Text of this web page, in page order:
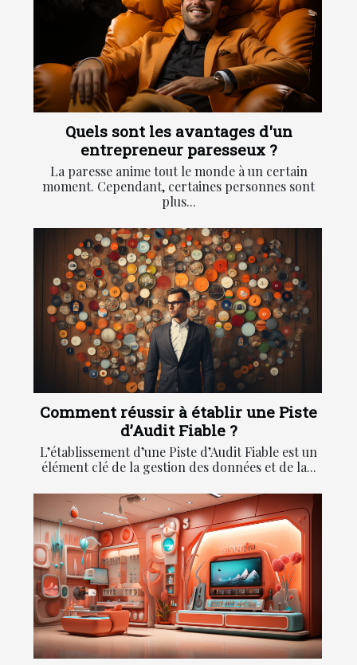
Quels sont les avantages d'un
entrepreneur paresseux ?
La paresse anime tout le monde à un certain
moment. Cependant, certaines personnes sont
plus...
Comment réussir à établir une Piste
d’Audit Fiable ?
L’établissement d’une Piste d’Audit Fiable est un
élément clé de la gestion des données et de la...